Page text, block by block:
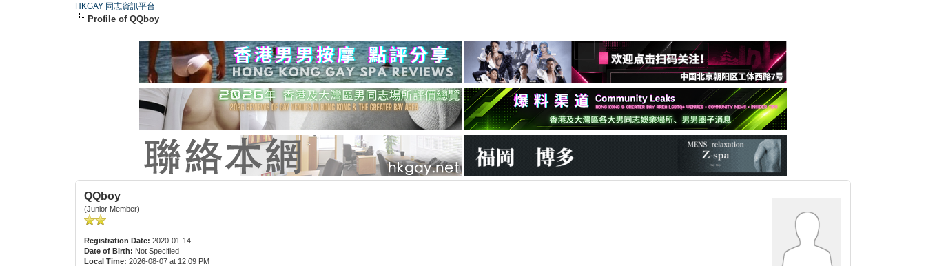
HKGAY 同志資訊平台
Profile of QQboy
QQboy
(Junior Member)
Registration Date: 2020-01-14
Date of Birth: Not Specified
Local Time: 2026-08-07 at 12:09 PM